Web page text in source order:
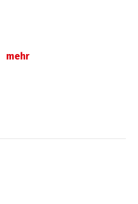
mehr